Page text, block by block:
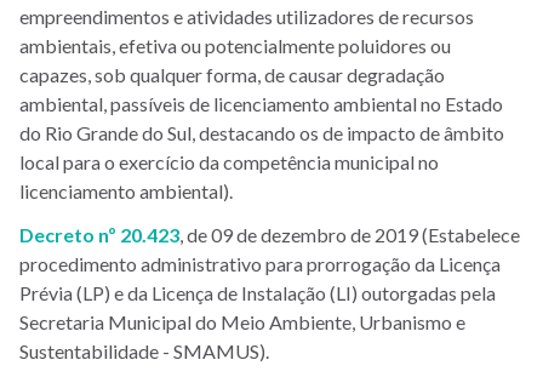
empreendimentos e atividades utilizadores de recursos
ambientais, efetiva ou potencialmente poluidores ou
capazes, sob qualquer forma, de causar degradação
ambiental, passíveis de licenciamento ambiental no Estado
do Rio Grande do Sul, destacando os de impacto de âmbito
local para o exercício da competência municipal no
licenciamento ambiental).
Decreto nº 20.423, de 09 de dezembro de 2019 (Estabelece
procedimento administrativo para prorrogação da Licença
Prévia (LP) e da Licença de Instalação (LI) outorgadas pela
Secretaria Municipal do Meio Ambiente, Urbanismo e
Sustentabilidade - SMAMUS).